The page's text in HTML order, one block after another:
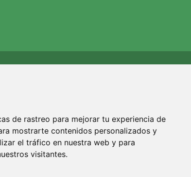
de rastreo para mejorar tu experiencia de
mostrarte contenidos personalizados y
el tráfico en nuestra web y para
visitantes.